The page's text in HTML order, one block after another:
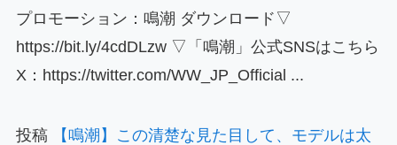
プロモーション：鳴潮 ダウンロード▽
https://bit.ly/4cdDLzw ▽「鳴潮」公式SNSはこちら
X：https://twitter.com/WW_JP_Official ...
投稿
【鳴潮】この清楚な見た目して、モデルは太